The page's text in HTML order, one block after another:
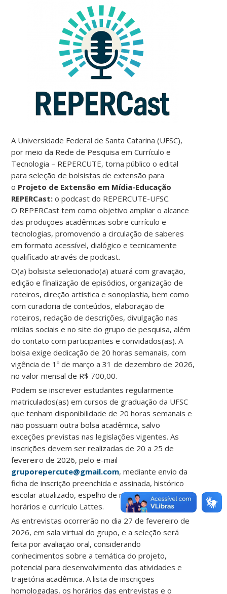
A Universidade Federal de Santa Catarina (UFSC),
por meio da Rede de Pesquisa em Currículo e
Tecnologia – REPERCUTE, torna público o edital
para seleção de bolsistas de extensão para
o Projeto de Extensão em Mídia-Educação
REPERCast: o podcast do REPERCUTE-UFSC.
O REPERCast tem como objetivo ampliar o alcance
das produções acadêmicas sobre currículo e
tecnologias, promovendo a circulação de saberes
em formato acessível, dialógico e tecnicamente
qualificado através de podcast.
O(a) bolsista selecionado(a) atuará com gravação,
edição e finalização de episódios, organização de
roteiros, direção artística e sonoplastia, bem como
com curadoria de conteúdos, elaboração de
roteiros, redação de descrições, divulgação nas
mídias sociais e no site do grupo de pesquisa, além
do contato com participantes e convidados(as). A
bolsa exige dedicação de 20 horas semanais, com
vigência de 1º de março a 31 de dezembro de 2026,
no valor mensal de R$ 700,00.
Podem se inscrever estudantes regularmente
matriculados(as) em cursos de graduação da UFSC
que tenham disponibilidade de 20 horas semanais e
não possuam outra bolsa acadêmica, salvo
exceções previstas nas legislações vigentes. As
inscrições devem ser realizadas de 20 a 25 de
fevereiro de 2026, pelo e-mail
gruporepercute@gmail.com, mediante envio da
ficha de inscrição preenchida e assinada, histórico
escolar atualizado, espelho de matrícula com
horários e currículo Lattes.
As entrevistas ocorrerão no dia 27 de fevereiro de
2026, em sala virtual do grupo, e a seleção será
feita por avaliação oral, considerando
conhecimentos sobre a temática do projeto,
potencial para desenvolvimento das atividades e
trajetória acadêmica. A lista de inscrições
homologadas, os horários das entrevistas e o